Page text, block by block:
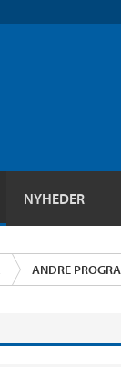
NYHEDER
ANDRE